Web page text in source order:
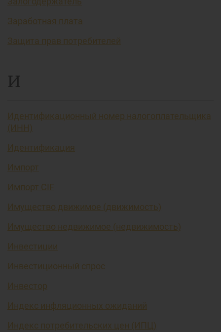
Заработная плата
Защита прав потребителей
И
Идентификационный номер налогоплательщика
(ИНН)
Идентификация
Импорт
Импорт CIF
Имущество движимое (движимость)
Имущество недвижимое (недвижимость)
Инвестиции
Инвестиционный спрос
Инвестор
Индекс инфляционных ожиданий
Индекс потребительских цен (ИПЦ)